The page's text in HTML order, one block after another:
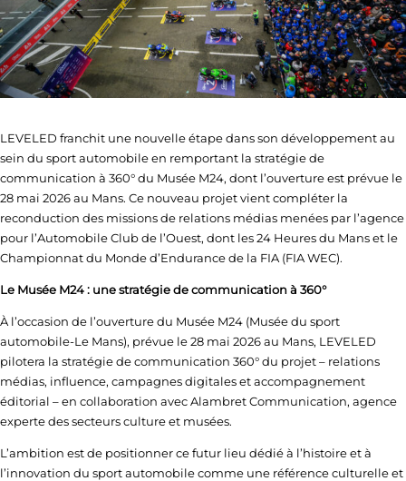
LEVELED franchit une nouvelle étape dans son développement au
sein du sport automobile en remportant la stratégie de
communication à 360° du Musée M24, dont l’ouverture est prévue le
28 mai 2026 au Mans. Ce nouveau projet vient compléter la
reconduction des missions de relations médias menées par l’agence
pour l’Automobile Club de l’Ouest, dont les 24 Heures du Mans et le
Championnat du Monde d’Endurance de la FIA (FIA WEC).
Le Musée M24 : une stratégie de communication à 360°
À l’occasion de l’ouverture du Musée M24 (Musée du sport
automobile-Le Mans), prévue le 28 mai 2026 au Mans, LEVELED
pilotera la stratégie de communication 360° du projet – relations
médias, influence, campagnes digitales et accompagnement
éditorial – en collaboration avec Alambret Communication, agence
experte des secteurs culture et musées.
L’ambition est de positionner ce futur lieu dédié à l’histoire et à
l’innovation du sport automobile comme une référence culturelle et